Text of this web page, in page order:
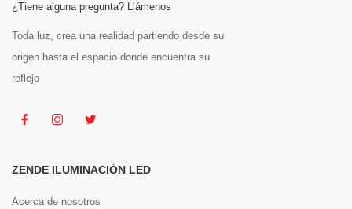
¿Tiene alguna pregunta? Llámenos
Toda luz, crea una realidad partiendo desde su
origen hasta el espacio donde encuentra su
reflejo
ZENDE ILUMINACIÓN LED
Acerca de nosotros